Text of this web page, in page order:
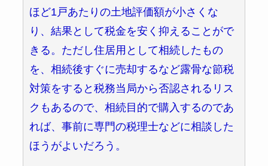
ほど1戸あたりの土地評価額が小さくな
り、結果として税金を安く抑えることがで
きる。ただし住居用として相続したもの
を、相続後すぐに売却するなど露骨な節税
対策をすると税務当局から否認されるリス
クもあるので、相続目的で購入するのであ
れば、事前に専門の税理士などに相談した
ほうがよいだろう。